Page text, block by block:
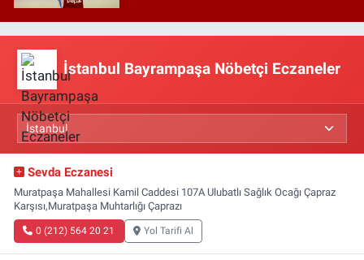
İstanbul Bayrampaşa Nöbetçi Eczaneler
Sevda Eczanesi
Muratpaşa Mahallesi Kamil Caddesi 107A Ulubatlı Sağlık Ocağı Çapraz
Karşısı,Muratpaşa Muhtarlığı Çaprazı
0 (212) 564 20 21 Yol Tarifi Al